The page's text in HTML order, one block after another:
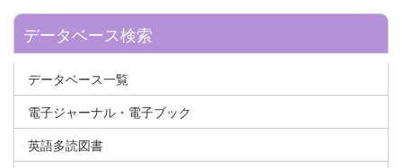
データベース検索
データベース一覧
電子ジャーナル・電子ブック
英語多読図書